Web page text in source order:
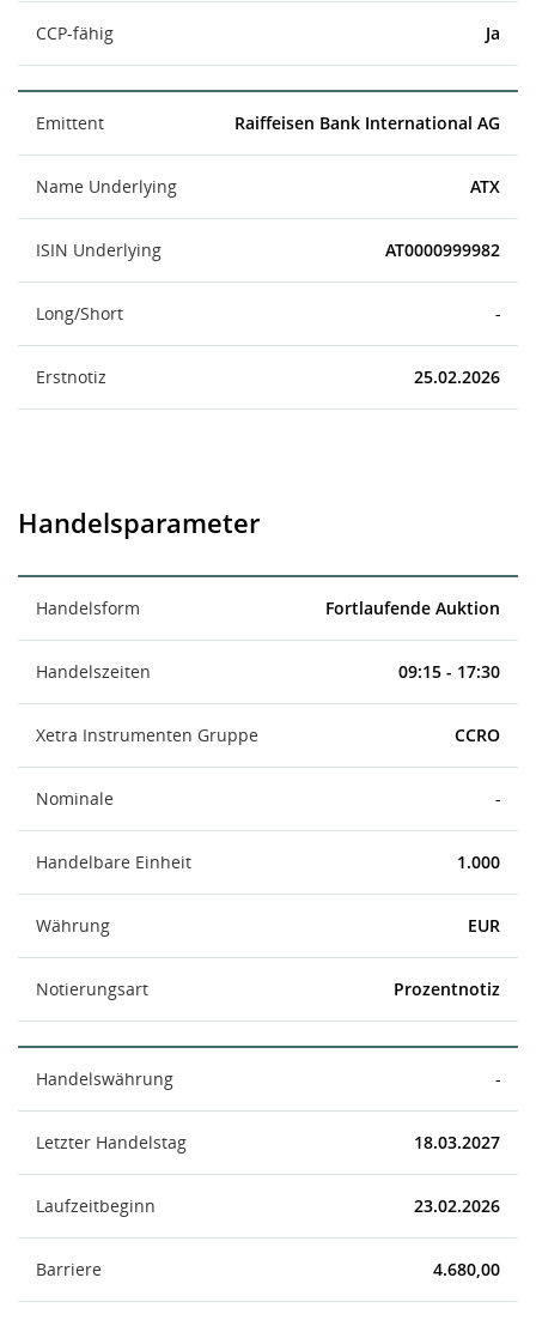
CCP-fähig Ja
Emittent Raiffeisen Bank International AG
Name Underlying ATX
ISIN Underlying AT0000999982
Long/Short -
Erstnotiz 25.02.2026
Handelsparameter
Handelsform Fortlaufende Auktion
Handelszeiten 09:15 - 17:30
Xetra Instrumenten Gruppe CCRO
Nominale -
Handelbare Einheit 1.000
Währung EUR
Notierungsart Prozentnotiz
Handelswährung -
Letzter Handelstag 18.03.2027
Laufzeitbeginn 23.02.2026
Barriere 4.680,00